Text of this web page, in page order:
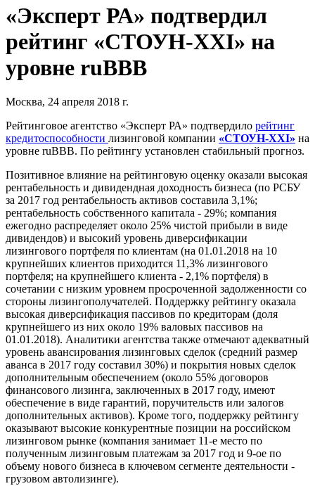
«Эксперт РА» подтвердил
рейтинг «СТОУН-XXI» на
уровне ruBBB
Москва, 24 апреля 2018 г.
Рейтинговое агентство «Эксперт РА» подтвердило рейтинг
кредитоспособности лизинговой компании «СТОУН-XXI» на
уровне ruBBB. По рейтингу установлен стабильный прогноз.
Позитивное влияние на рейтинговую оценку оказали высокая
рентабельность и дивидендная доходность бизнеса (по РСБУ
за 2017 год рентабельность активов составила 3,1%;
рентабельность собственного капитала - 29%; компания
ежегодно распределяет около 25% чистой прибыли в виде
дивидендов) и высокий уровень диверсификации
лизингового портфеля по клиентам (на 01.01.2018 на 10
крупнейших клиентов приходится 11,3% лизингового
портфеля; на крупнейшего клиента - 2,1% портфеля) в
сочетании с низким уровнем просроченной задолженности со
стороны лизингополучателей. Поддержку рейтингу оказала
высокая диверсификация пассивов по кредиторам (доля
крупнейшего из них около 19% валовых пассивов на
01.01.2018). Аналитики агентства также отмечают адекватный
уровень авансирования лизинговых сделок (средний размер
аванса в 2017 году составил 30%) и покрытия новых сделок
дополнительным обеспечением (около 55% договоров
финансового лизинга, заключенных в 2017 году, имеют
обеспечение в виде гарантий, поручительств или залогов
дополнительных активов). Кроме того, поддержку рейтингу
оказывают высокие конкурентные позиции на российском
лизинговом рынке (компания занимает 11-е место по
полученным лизинговым платежам за 2017 год и 9-ое по
объему нового бизнеса в ключевом сегменте деятельности -
грузовом автолизинге).